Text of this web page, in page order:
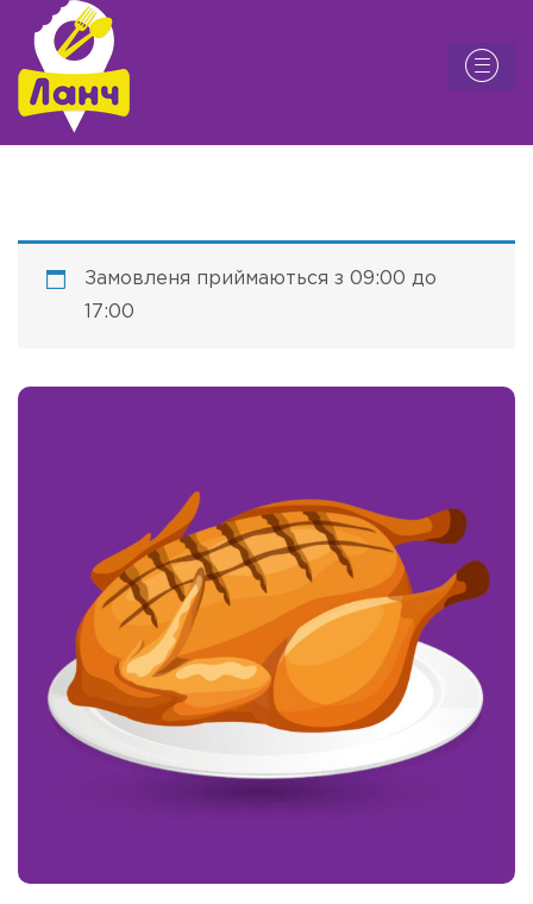
Замовленя приймаються з 09:00 до
17:00